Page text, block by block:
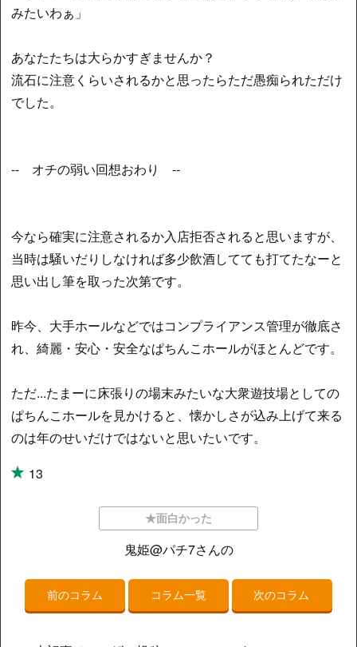
みたいわぁ」
あなたたちは大らかすぎませんか？
流石に注意くらいされるかと思ったらただ愚痴られただけ
でした。
-- オチの弱い回想おわり --
今なら確実に注意されるか入店拒否されると思いますが、
当時は騒いだりしなければ多少飲酒してても打てたなーと
思い出し筆を取った次第です。
昨今、大手ホールなどではコンプライアンス管理が徹底さ
れ、綺麗・安心・安全なぱちんこホールがほとんどです。
ただ...たまーに床張りの場末みたいな大衆遊技場としての
ぱちんこホールを見かけると、懐かしさが込み上げて来る
のは年のせいだけではないと思いたいです。
13
★面白かった
鬼姫@パチ7さんの
前のコラム コラム一覧 次のコラム